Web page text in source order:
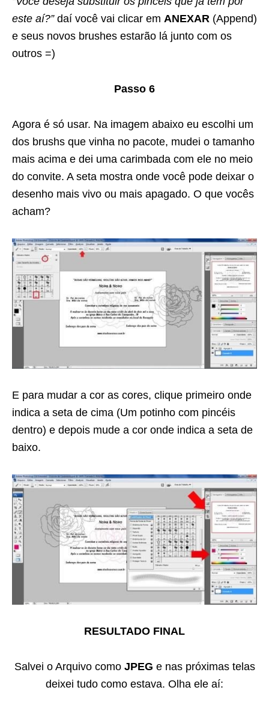
este aí?”daí você vai clicar em ANEXAR (Append)
e seus novos brushes estarão lá junto com os
outros =)
Passo 6
Agora é só usar. Na imagem abaixo eu escolhi um
dos brushs que vinha no pacote, mudei o tamanho
mais acima e dei uma carimbada com ele no meio
do convite. A seta mostra onde você pode deixar o
desenho mais vivo ou mais apagado. O que vocês
acham?
E para mudar a cor as cores, clique primeiro onde
indica a seta de cima (Um potinho com pincéis
dentro) e depois mude a cor onde indica a seta de
baixo.
RESULTADO FINAL
Salvei o Arquivo como JPEG e nas próximas telas
deixei tudo como estava. Olha ele aí: